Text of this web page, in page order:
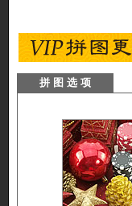
拼 图 选 项